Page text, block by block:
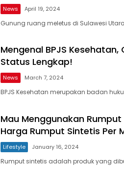
News April 19, 2024
Gunung ruang meletus di Sulawesi
Mengenal BPJS
Status Lengkap!
News March 7, 2024
BPJS Kesehatan merupakan badan
Mau Menggunakan
Harga Rumput Sintetis Per
Lifestyle January 16, 2024
Rumput sintetis adalah produk yang